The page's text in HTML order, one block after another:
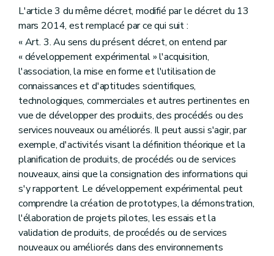
Art. 65
Art. 66
Art. 67
Art. 68
Art. 69
Art. 70
Art. 71
Art. 72
Art. 73
Art. 74
Art. 75
Art. 76
Art. 77
Art. 78
Art. 79
Art. 80
Art. 81
Art. 82
Art. 83
Art. 84
Art. 85
Art. 86
L'article 3 du même décret, modifié par le décret du 13
mars 2014, est remplacé par ce qui suit :
« Art. 3. Au sens du présent décret, on entend par
« développement expérimental » l'acquisition,
l'association, la mise en forme et l'utilisation de
connaissances et d'aptitudes scientifiques,
technologiques, commerciales et autres pertinentes en
vue de développer des produits, des procédés ou des
services nouveaux ou améliorés. Il peut aussi s'agir, par
exemple, d'activités visant la définition théorique et la
planification de produits, de procédés ou de services
nouveaux, ainsi que la consignation des informations qui
s'y rapportent. Le développement expérimental peut
comprendre la création de prototypes, la démonstration,
l'élaboration de projets pilotes, les essais et la
validation de produits, de procédés ou de services
nouveaux ou améliorés dans des environnements